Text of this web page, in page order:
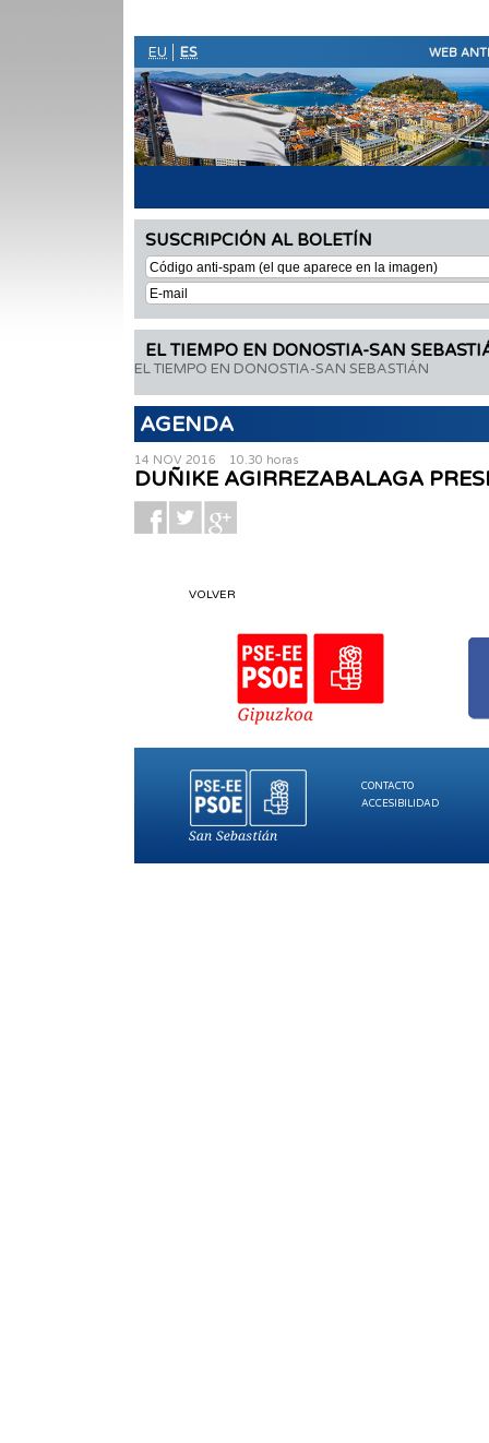
EU ES WEB
SUSCRIPCIÓN AL BOLETÍN
EL TIEMPO EN DONOSTIA-SAN
EL TIEMPO EN DONOSTIA-SAN SEBASTIÁN
AGENDA
14 NOV 2016 10.30 horas
DUÑIKE AGIRREZABALAGA
VOLVER
CONTACTO
ACCESIBILIDAD